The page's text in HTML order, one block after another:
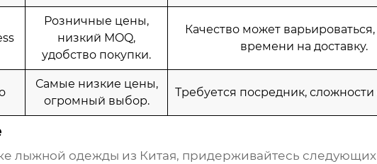
Розничные цены,
низкий MOQ,
удобство покупки.
Качество может
времени на доставку.
Самые низкие цены,
огромный выбор.
Требуется посредник,
лыжной одежды из Китая, придерживайтесь